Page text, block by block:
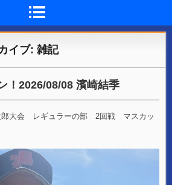
イブ: 雑記
！2026/08/08 濱崎結季
郎大会 レギュラーの部 2回戦 マスカッ